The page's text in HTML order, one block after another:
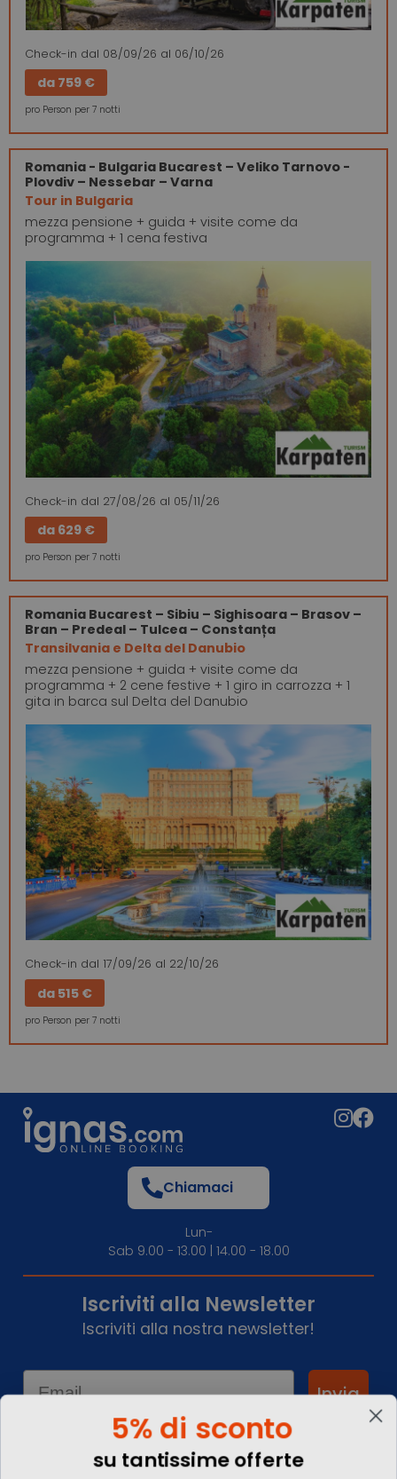
Check-in dal 08/09/26 al 06/10/26
da 759 €
pro Person per 7 notti
Romania - Bulgaria Bucarest – Veliko Tarnovo -
Plovdiv – Nessebar – Varna
Tour in Bulgaria
mezza pensione + guida + visite come da
programma + 1 cena festiva
Check-in dal 27/08/26 al 05/11/26
da 629 €
pro Person per 7 notti
Romania Bucarest – Sibiu – Sighisoara – Brasov –
Bran – Predeal – Tulcea – Constanța
Transilvania e Delta del Danubio
mezza pensione + guida + visite come da
programma + 2 cene festive + 1 giro in carrozza + 1
gita in barca sul Delta del Danubio
Check-in dal 17/09/26 al 22/10/26
da 515 €
pro Person per 7 notti
Chiamaci
Lun-
Sab 9.00 - 13.00 | 14.00 - 18.00
Iscriviti alla Newsletter
Iscriviti alla nostra newsletter!
Email
Invia
5% di sconto
su tantissime offerte